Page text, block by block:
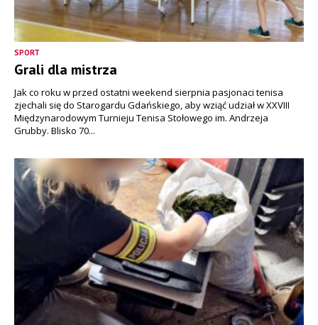
SPORT
Grali dla mistrza
Jak co roku w przed ostatni weekend sierpnia pasjonaci tenisa
zjechali się do Starogardu Gdańskiego, aby wziąć udział w XXVIII
Międzynarodowym Turnieju Tenisa Stołowego im. Andrzeja
Grubby. Blisko 70...